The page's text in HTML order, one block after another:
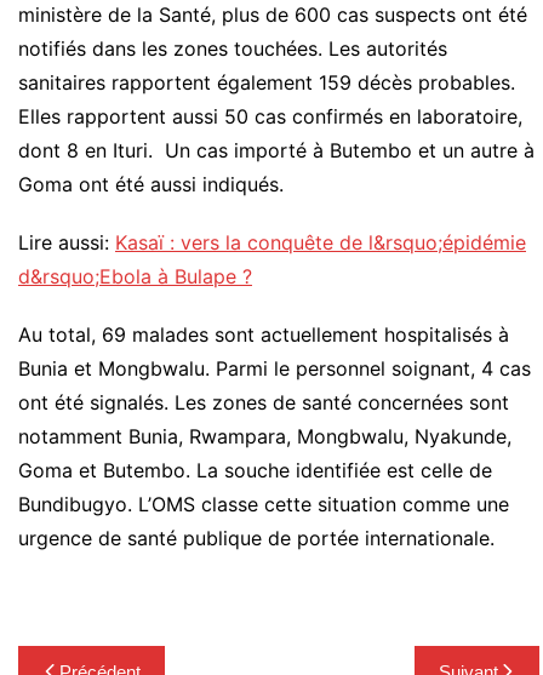
ministère de la Santé, plus de 600 cas suspects ont été
notifiés dans les zones touchées. Les autorités
sanitaires rapportent également 159 décès probables.
Elles rapportent aussi 50 cas confirmés en laboratoire,
dont 8 en Ituri. Un cas importé à Butembo et un autre à
Goma ont été aussi indiqués.
Lire aussi: Kasaï : vers la conquête de l&rsquo;épidémie
d&rsquo;Ebola à Bulape ?
Au total, 69 malades sont actuellement hospitalisés à
Bunia et Mongbwalu. Parmi le personnel soignant, 4 cas
ont été signalés. Les zones de santé concernées sont
notamment Bunia, Rwampara, Mongbwalu, Nyakunde,
Goma et Butembo. La souche identifiée est celle de
Bundibugyo. L’OMS classe cette situation comme une
urgence de santé publique de portée internationale.
Navigation